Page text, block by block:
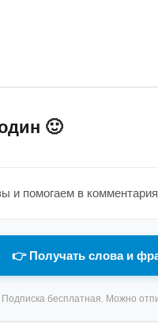
🙂
помогаем в
👉 Получать слова и
Подписка бесплатная. Можно